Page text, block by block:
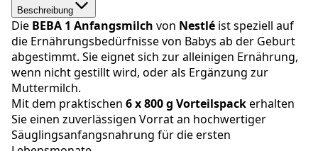
Beschreibung
Die BEBA 1 Anfangsmilch von Nestlé ist speziell auf
die Ernährungsbedürfnisse von Babys ab der Geburt
abgestimmt. Sie eignet sich zur alleinigen Ernährung,
wenn nicht gestillt wird, oder als Ergänzung zur
Muttermilch.
Mit dem praktischen 6 x 800 g Vorteilspackerhalten
Sie einen zuverlässigen Vorrat an hochwertiger
Säuglingsanfangsnahrung für die ersten